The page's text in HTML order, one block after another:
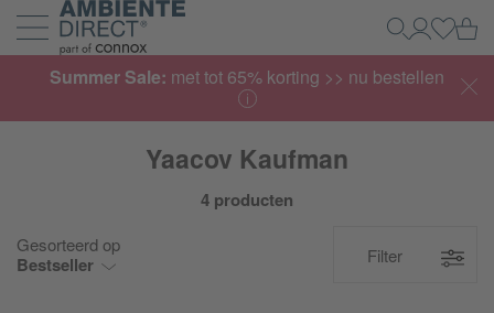
Home
Navigatie uit- en inklappen
Zoeken
Mijn
Summer Sale: met tot 65% korting >> nu bestellen
Yaacov Kaufman
4 producten
Gesorteerd op
Bestseller Filter